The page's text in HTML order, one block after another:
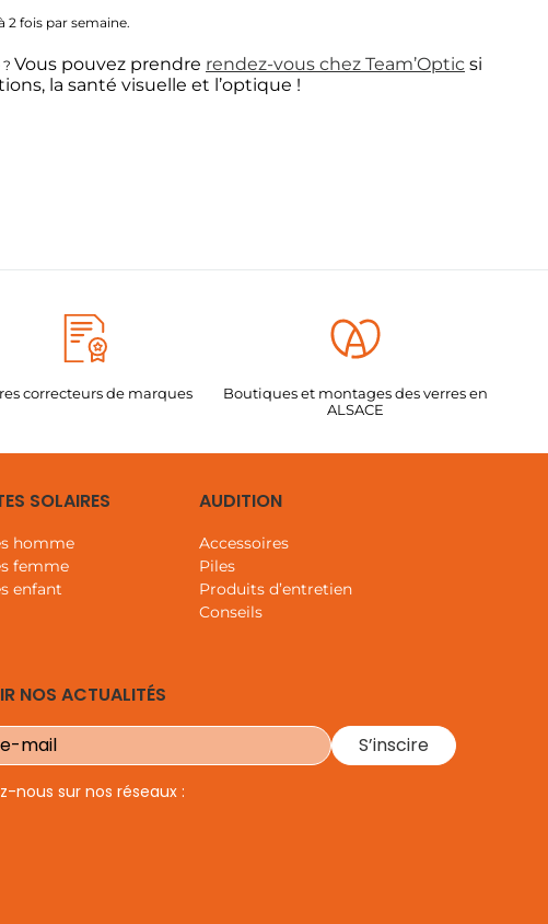
2 fois par semaine.
Vous pouvez prendre rendez-vous chez Team’Optic si
la santé visuelle et l’optique !
correcteurs de marques
Boutiques et montages des verres en
ALSACE
SOLAIRES
homme
femme
enfant
AUDITION
Accessoires
Piles
Produits d’entretien
Conseils
NOS ACTUALITÉS
nous sur nos réseaux :